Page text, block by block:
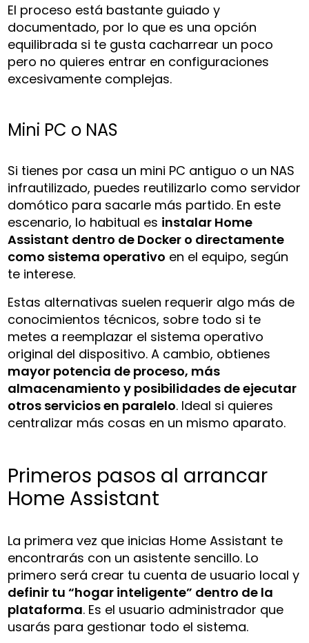
El proceso está bastante guiado y
documentado, por lo que es una opción
equilibrada si te gusta cacharrear un poco
pero no quieres entrar en configuraciones
excesivamente complejas.
Mini PC o NAS
Si tienes por casa un mini PC antiguo o un NAS
infrautilizado, puedes reutilizarlo como servidor
domótico para sacarle más partido. En este
escenario, lo habitual es instalar Home
Assistant dentro de Docker o directamente
como sistema operativo en el equipo, según
te interese.
Estas alternativas suelen requerir algo más de
conocimientos técnicos, sobre todo si te
metes a reemplazar el sistema operativo
original del dispositivo. A cambio, obtienes
mayor potencia de proceso, más
almacenamiento y posibilidades de ejecutar
otros servicios en paralelo. Ideal si quieres
centralizar más cosas en un mismo aparato.
Primeros pasos al arrancar
Home Assistant
La primera vez que inicias Home Assistant te
encontrarás con un asistente sencillo. Lo
primero será crear tu cuenta de usuario local y
definir tu “hogar inteligente” dentro de la
plataforma. Es el usuario administrador que
usarás para gestionar todo el sistema.